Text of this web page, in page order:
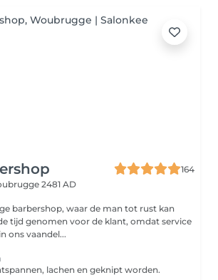
164
2481 AD
barbershop, waar de man tot rust kan
tijd genomen voor de klant, omdat service
ons vaandel...
lachen en geknipt worden.